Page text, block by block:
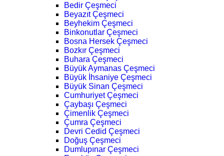
Bedir Çeşmeci
Beyazıt Çeşmeci
Beyhekim Çeşmeci
Binkonutlar Çeşmeci
Bosna Hersek Çeşmeci
Bozkır Çeşmeci
Buhara Çeşmeci
Büyük Aymanas Çeşmeci
Büyük İhsaniye Çeşmeci
Büyük Sinan Çeşmeci
Cumhuriyet Çeşmeci
Çaybaşı Çeşmeci
Çimenlik Çeşmeci
Çumra Çeşmeci
Devri Cedid Çeşmeci
Doğuş Çeşmeci
Dumlupınar Çeşmeci